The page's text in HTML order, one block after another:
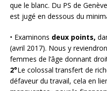
que le blanc. Du PS de
est jugé en dessous du
• Examinons deux points,
(avril 2017). Nous y
femmes de l’âge donnant
2°Le colossal transfert de
défaveur du travail, cela en